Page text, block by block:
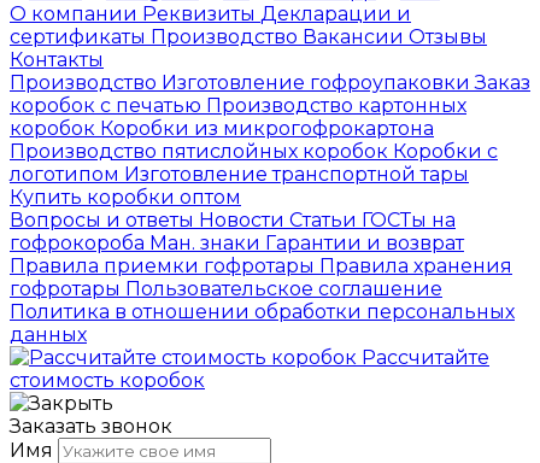
О компании Реквизиты Декларации и
сертификаты Производство Вакансии Отзывы
Контакты
Производство Изготовление гофроупаковкиЗаказ
коробок с печатью Производство картонных
коробок Коробки из микрогофрокартона
Производство пятислойных коробок Коробки с
логотипом Изготовление транспортной тары
Купить коробки оптом
Вопросы и ответы Новости Статьи ГОСТы на
гофрокороба Ман. знаки Гарантии и возврат
Правила приемки гофротары Правила хранения
гофротары Пользовательское соглашение
Политика в отношении обработки персональных
данных
Рассчитайте
стоимость коробок
Заказать звонок
Имя